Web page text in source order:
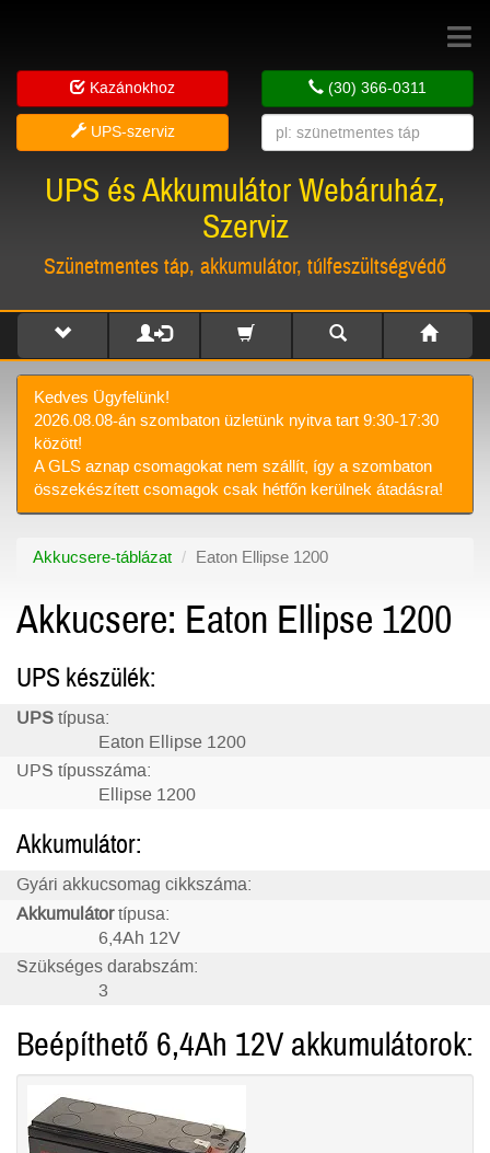
Toggle
Kazánokhoz
UPS-szerviz
(30) 366-0311
UPS és Akkumulátor Webáruház,
Szerviz
Szünetmentes táp, akkumulátor, túlfeszültségvédő
Kedves Ügyfelünk!
2026.08.08-án szombaton üzletünk nyitva tart 9:30-17:30
között!
A GLS aznap csomagokat nem szállít, így a szombaton
összekészített csomagok csak hétfőn kerülnek átadásra!
Akkucsere-táblázat Eaton Ellipse 1200
Akkucsere: Eaton Ellipse 1200
UPS készülék:
UPS típusa:
Eaton Ellipse 1200
UPS típusszáma:
Ellipse 1200
Akkumulátor:
Gyári akkucsomag cikkszáma:
Akkumulátortípusa:
6,4Ah 12V
Szükséges darabszám:
3
Beépíthető 6,4Ah 12V akkumulátorok: